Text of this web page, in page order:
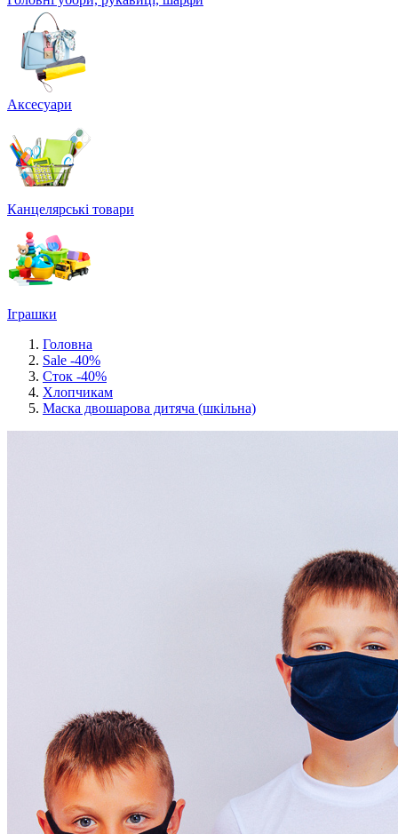
Аксесуари
Канцелярські товари
Іграшки
Головна
Sale -40%
Сток -40%
Хлопчикам
Маска двошарова дитяча (шкільна)